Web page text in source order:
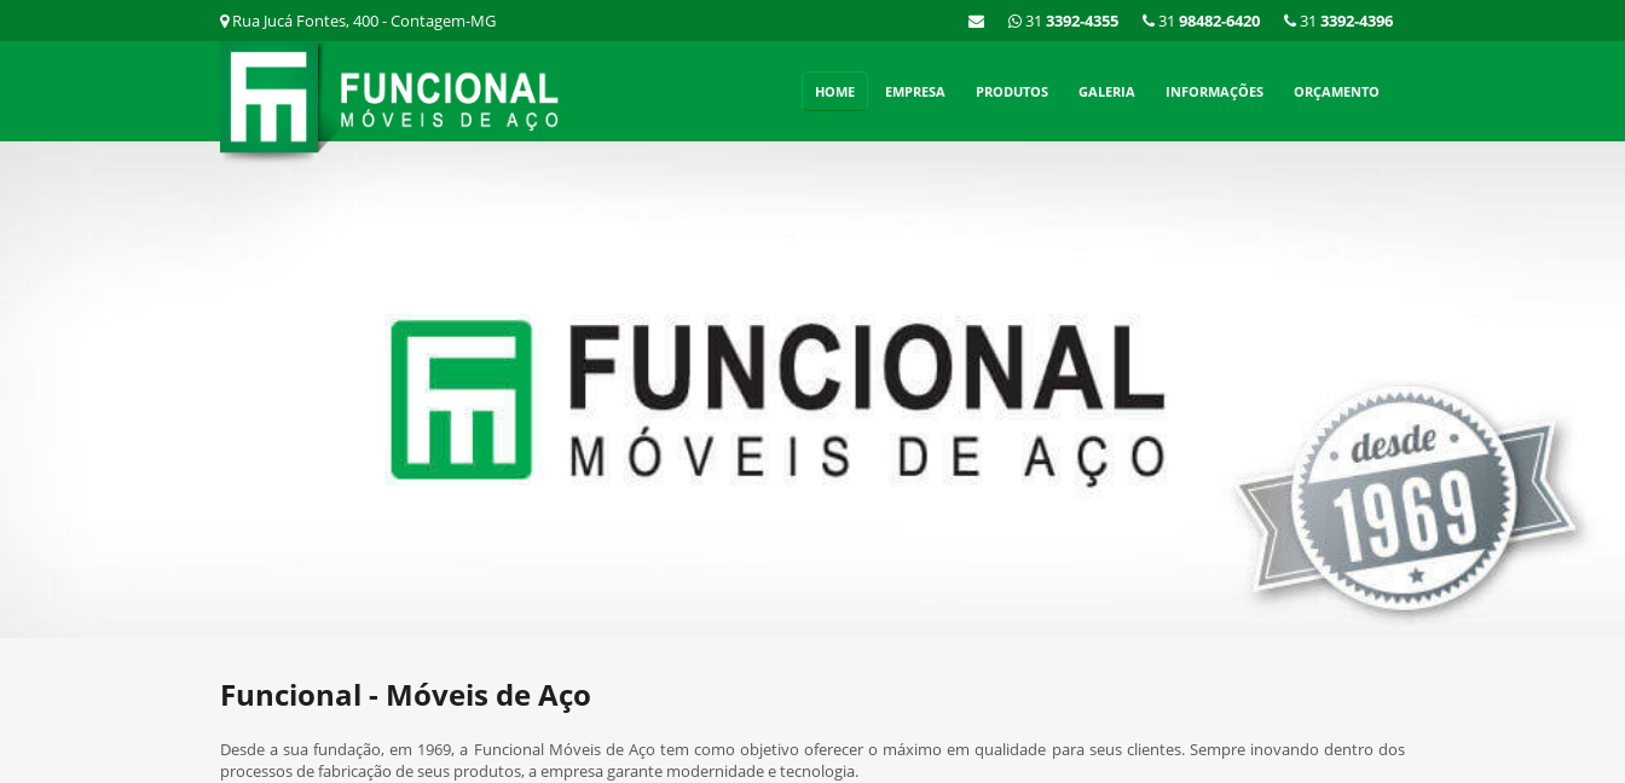
Rua Jucá Fontes, 400 - Contagem-MG 31 3392-4396
31 98482-6420
31 3392-4355
HOME EMPRESA PRODUTOS GALERIA INFORMAÇÕES ORÇAMENTO
Funcional - Móveis de Aço
Desde a sua fundação, em 1969, a Funcional Móveis de Aço tem como objetivo oferecer o máximo em qualidade para seus clientes. Sempre inovando dentro dos
processos de fabricação de seus produtos, a empresa garante modernidade e tecnologia.